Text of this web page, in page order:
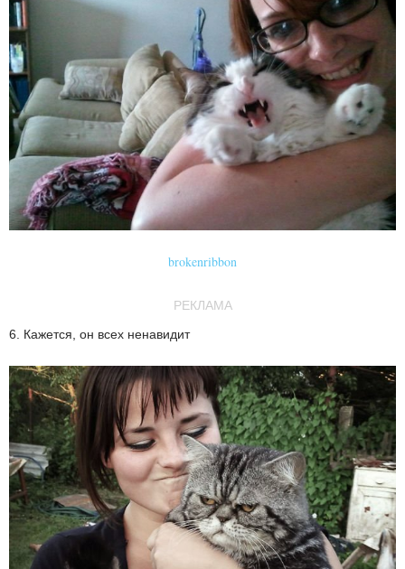
brokenribbon
РЕКЛАМА
6. Кажется, он всех ненавидит